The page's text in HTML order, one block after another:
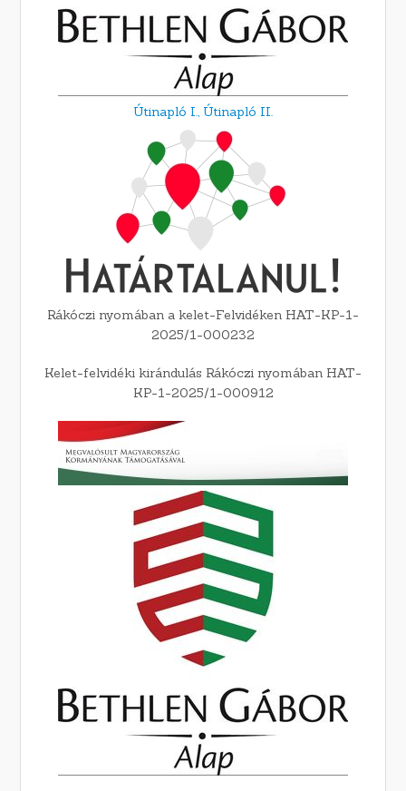
Útinapló I., Útinapló II.
Rákóczi nyomában a kelet-Felvidéken HAT-KP-1-
2025/1-000232
Kelet-felvidéki kirándulás Rákóczi nyomában HAT-
KP-1-2025/1-000912